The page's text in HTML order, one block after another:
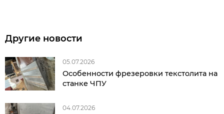
Другие новости
05.07.2026
Особенности фрезеровки текстолита на
станке ЧПУ
04.07.2026